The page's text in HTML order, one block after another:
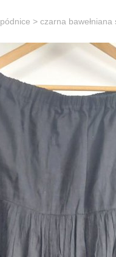
> czarna